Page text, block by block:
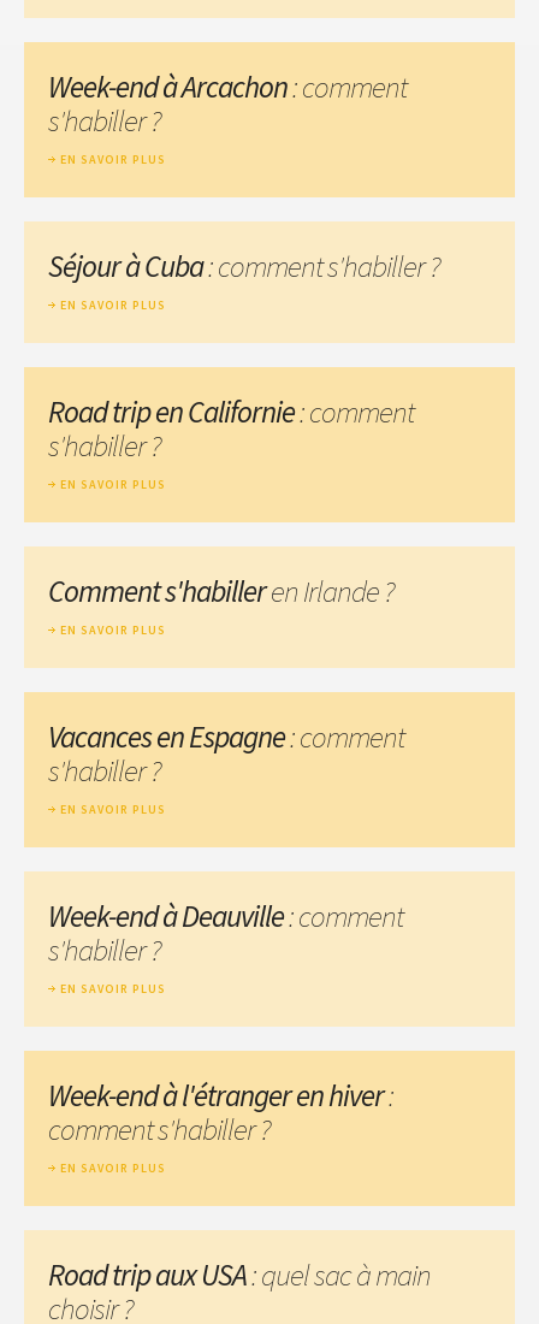
Week-end à Arcachon: comment
s'habiller ?
EN SAVOIR PLUS
Séjour à Cuba: comment s'habiller ?
EN SAVOIR PLUS
Road trip en Californie: comment
s'habiller ?
EN SAVOIR PLUS
Comment s'habilleren Irlande ?
EN SAVOIR PLUS
Vacances en Espagne: comment
s'habiller ?
EN SAVOIR PLUS
Week-end à Deauville: comment
s'habiller ?
EN SAVOIR PLUS
Week-end à l'étranger en hiver:
comment s'habiller ?
EN SAVOIR PLUS
Road trip aux USA: quel sac à main
choisir ?